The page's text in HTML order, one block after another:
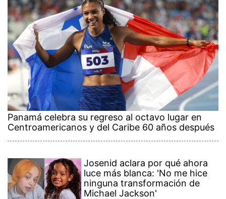
Panamá celebra su regreso al octavo lugar en
Centroamericanos y del Caribe 60 años después
Josenid aclara por qué ahora
luce más blanca: 'No me hice
ninguna transformación de
Michael Jackson'